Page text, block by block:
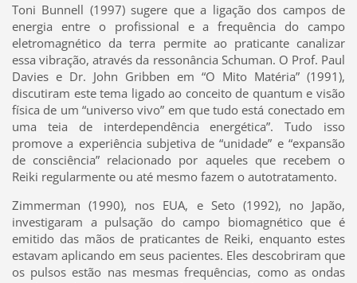
Toni Bunnell (1997) sugere que a ligação dos campos de
energia entre o profissional e a frequência do campo
eletromagnético da terra permite ao praticante canalizar
essa vibração, através da ressonância Schuman. O Prof. Paul
Davies e Dr. John Gribben em “O Mito Matéria” (1991),
discutiram este tema ligado ao conceito de quantum e visão
física de um “universo vivo” em que tudo está conectado em
uma teia de interdependência energética”. Tudo isso
promove a experiência subjetiva de “unidade” e “expansão
de consciência” relacionado por aqueles que recebem o
Reiki regularmente ou até mesmo fazem o autotratamento.
Zimmerman (1990), nos EUA, e Seto (1992), no Japão,
investigaram a pulsação do campo biomagnético que é
emitido das mãos de praticantes de Reiki, enquanto estes
estavam aplicando em seus pacientes. Eles descobriram que
os pulsos estão nas mesmas frequências, como as ondas